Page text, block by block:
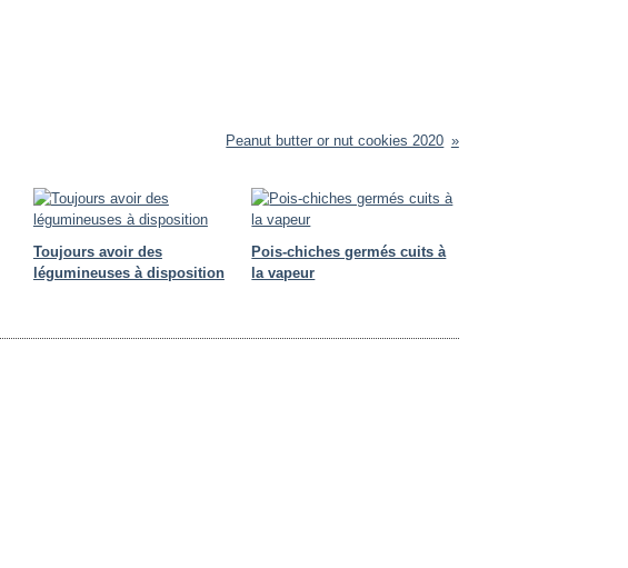
Peanut butter or nut cookies 2020
Toujours avoir des
légumineuses à disposition
Pois-chiches germés cuits à
la vapeur